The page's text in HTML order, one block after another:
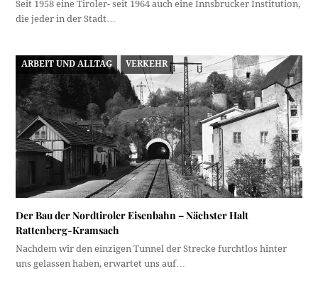
Seit 1958 eine Tiroler- seit 1964 auch eine Innsbrucker Institution,
die jeder in der Stadt…
ARBEIT UND ALLTAG VERKEHR
Der Bau der Nordtiroler Eisenbahn – Nächster Halt
Rattenberg-Kramsach
Nachdem wir den einzigen Tunnel der Strecke furchtlos hinter
uns gelassen haben, erwartet uns auf…